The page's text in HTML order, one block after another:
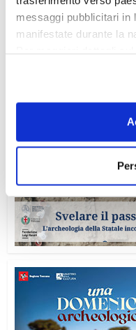
messaggi pubblicitari in
manifestate durante la
scelte privacy sui
dell’informativa cookie.
Chiudendo il banner
dei soli cookie tecnici.
il tuo consenso alla
ogni momentoRevoca
Ciclo